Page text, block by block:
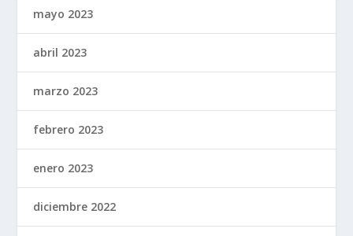
mayo 2023
abril 2023
marzo 2023
febrero 2023
enero 2023
diciembre 2022